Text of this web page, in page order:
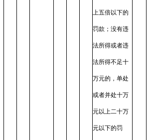
上五倍以下的
罚款；没有违
法所得或者违
法所得不足十
万元的，单处
或者并处十万
元以上二十万
元以下的罚